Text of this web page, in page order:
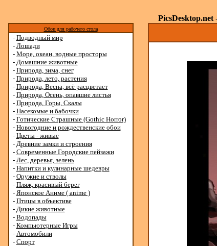
PicsDesktop.net-
Обои для рабочего стола
- Подводный мир
- Лошади
- Море, океан, водные просторы
- Домашние животные
- Природа, зима, снег
- Природа, лето, растения
- Природа, Весна, всё расцветает
- Природа, Осень, опавшие листья
- Природа, Горы, Скалы
- Насекомые и бабочки
- Готические Страшные (Gothic Horror)
- Новогодние и рождественские обои
- Цветы - живые
- Древние замки и строения
- Современные Городские пейзажи
- Лес, деревья, зелень
- Напитки и кулинарные шедевры
- Оружие и стволы
- Пляж, красивый берег
- Японское Аниме ( anime )
- Птицы в объективе
- Дикие животные
- Водопады
- Компьютерные Игры
- Автомобили
- Спорт